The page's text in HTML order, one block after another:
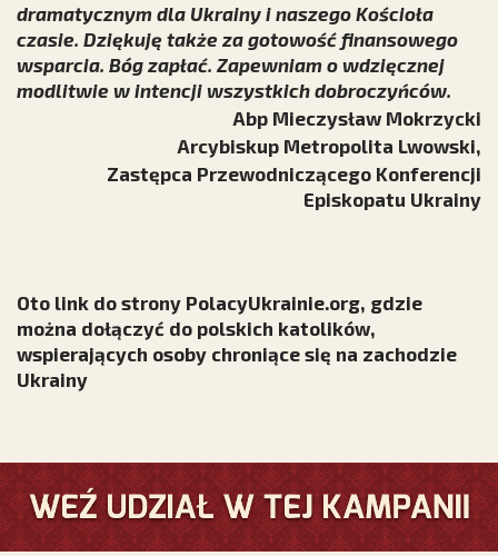
dramatycznym dla Ukrainy i naszego Kościoła
czasie. Dziękuję także za gotowość finansowego
wsparcia. Bóg zapłać. Zapewniam o wdzięcznej
modlitwie w intencji wszystkich dobroczyńców.
Abp Mieczysław Mokrzycki
Arcybiskup Metropolita Lwowski,
Zastępca Przewodniczącego Konferencji
Episkopatu Ukrainy
Oto link do strony PolacyUkrainie.org, gdzie
można dołączyć do polskich katolików,
wspierających osoby chroniące się na zachodzie
Ukrainy